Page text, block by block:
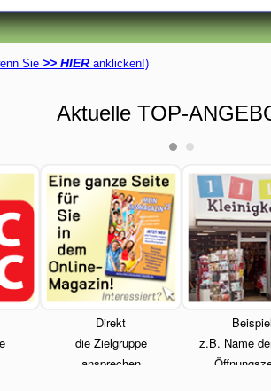
Sie >> HIER anklicken!)
Aktuelle TOP-